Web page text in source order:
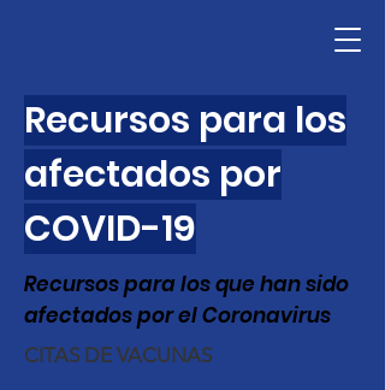
Recursos para los
afectados por
COVID-19
Recursos para los que han sido
afectados por el Coronavirus
CITAS DE VACUNAS